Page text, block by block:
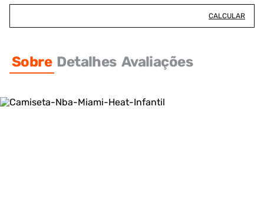
CALCULAR
Sobre Detalhes Avaliações